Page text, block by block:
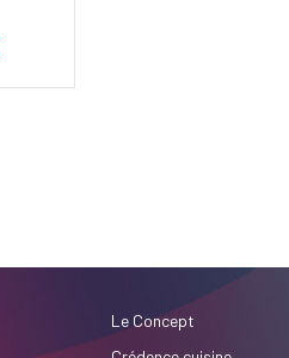
Le Concept